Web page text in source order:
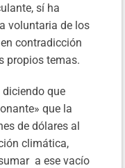
sí ha
voluntaria de los
contradicción
propios temas.
que
que la
de dólares al
climática,
a ese vacío